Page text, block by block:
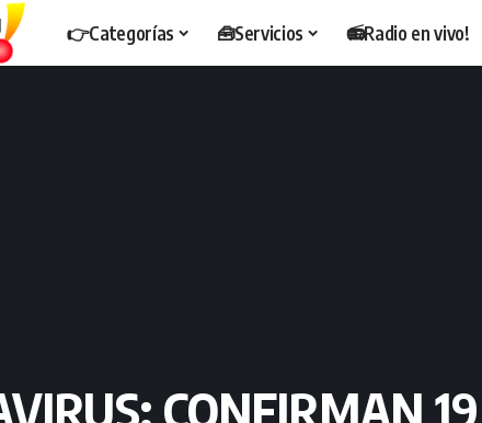
👉Categorías 🧰Servicios 📻Radio en vivo!
CONFIRMAN